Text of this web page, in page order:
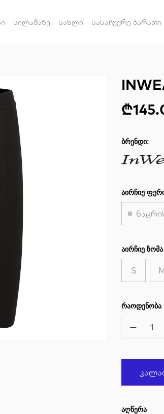
სილამაზე სახლი სასაჩუქრე ბარათი
ᲑᲠᲔᲜᲓᲘ:
ᲐᲘᲠᲩᲘᲔ
ᲐᲘᲠᲩᲘᲔ ᲖᲝᲛᲐ
S
ᲠᲐᲝᲓᲔᲜᲝᲑᲐ
1
ᲐᲦᲬᲔᲠᲐ